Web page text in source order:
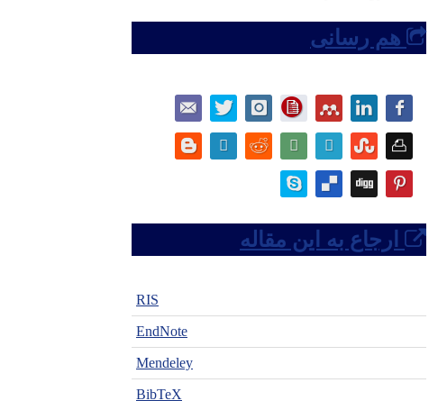
هم رسانی
ارجاع به این مقاله
RIS
EndNote
Mendeley
BibTeX